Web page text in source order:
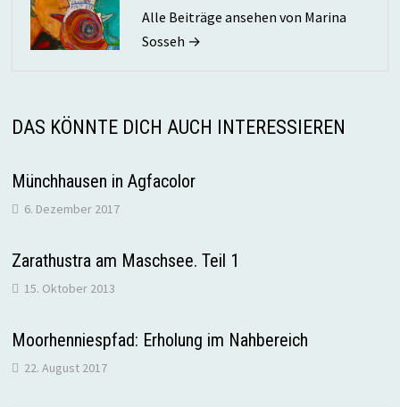
Alle Beiträge ansehen von Marina
Sosseh →
DAS KÖNNTE DICH AUCH INTERESSIEREN
Münchhausen in Agfacolor
6. Dezember 2017
Zarathustra am Maschsee. Teil 1
15. Oktober 2013
Moorhenniespfad: Erholung im Nahbereich
22. August 2017